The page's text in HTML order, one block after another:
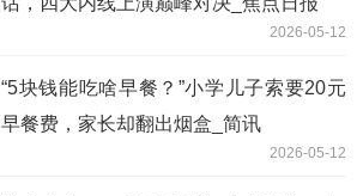
2026-05-12
“5块钱能吃啥早餐？”小学儿子索要20元
早餐费，家长却翻出烟盒_简讯
2026-05-12